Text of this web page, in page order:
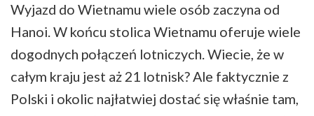
Wyjazd do Wietnamu wiele osób zaczyna od
Hanoi. W końcu stolica Wietnamu oferuje wiele
dogodnych połączeń lotniczych. Wiecie, że w
całym kraju jest aż 21 lotnisk? Ale faktycznie z
Polski i okolic najłatwiej dostać się właśnie tam,